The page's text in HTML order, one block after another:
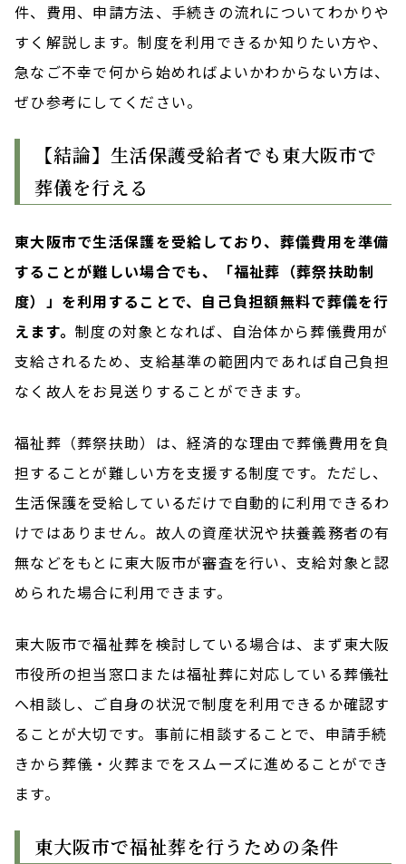
件、費用、申請方法、手続きの流れについてわかりや
すく解説します。制度を利用できるか知りたい方や、
急なご不幸で何から始めればよいかわからない方は、
ぜひ参考にしてください。
【結論】生活保護受給者でも東大阪市で
葬儀を行える
東大阪市で生活保護を受給しており、葬儀費用を準備
することが難しい場合でも、「福祉葬（葬祭扶助制
度）」を利用することで、自己負担額無料で葬儀を行
えます。制度の対象となれば、自治体から葬儀費用が
支給されるため、支給基準の範囲内であれば自己負担
なく故人をお見送りすることができます。
福祉葬（葬祭扶助）は、経済的な理由で葬儀費用を負
担することが難しい方を支援する制度です。ただし、
生活保護を受給しているだけで自動的に利用できるわ
けではありません。故人の資産状況や扶養義務者の有
無などをもとに東大阪市が審査を行い、支給対象と認
められた場合に利用できます。
東大阪市で福祉葬を検討している場合は、まず東大阪
市役所の担当窓口または福祉葬に対応している葬儀社
へ相談し、ご自身の状況で制度を利用できるか確認す
ることが大切です。事前に相談することで、申請手続
きから葬儀・火葬までをスムーズに進めることができ
ます。
東大阪市で福祉葬を行うための条件